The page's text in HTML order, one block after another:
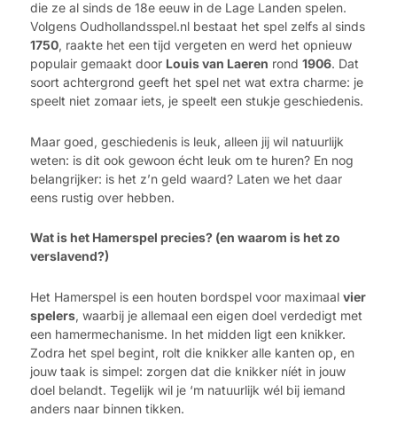
die ze al sinds de 18e eeuw in de Lage Landen spelen.
Volgens Oudhollandsspel.nl bestaat het spel zelfs al sinds
1750, raakte het een tijd vergeten en werd het opnieuw
populair gemaakt door Louis van Laeren rond 1906. Dat
soort achtergrond geeft het spel net wat extra charme: je
speelt niet zomaar iets, je speelt een stukje geschiedenis.
Maar goed, geschiedenis is leuk, alleen jij wil natuurlijk
weten: is dit ook gewoon écht leuk om te huren? En nog
belangrijker: is het z’n geld waard? Laten we het daar
eens rustig over hebben.
Wat is het Hamerspel precies? (en waarom is het zo
verslavend?)
Het Hamerspel is een houten bordspel voor maximaal vier
spelers, waarbij je allemaal een eigen doel verdedigt met
een hamermechanisme. In het midden ligt een knikker.
Zodra het spel begint, rolt die knikker alle kanten op, en
jouw taak is simpel: zorgen dat die knikker níét in jouw
doel belandt. Tegelijk wil je ‘m natuurlijk wél bij iemand
anders naar binnen tikken.